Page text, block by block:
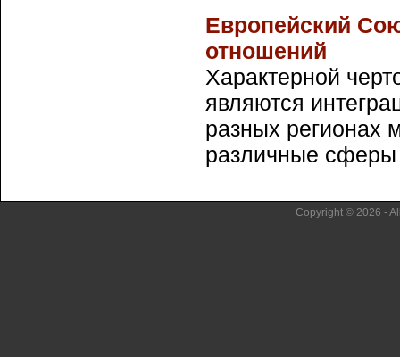
Европейский
отношений
Характерной
являются
разных регионах
различные сферы
Copyright © 2026 -